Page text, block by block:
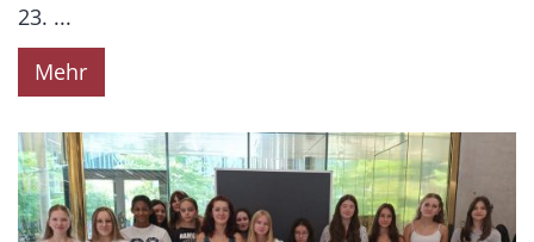
23. ...
Mehr